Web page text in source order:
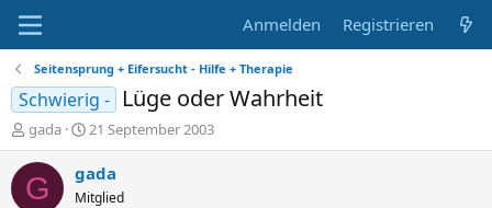
Anmelden Registrieren
Seitensprung + Eifersucht - Hilfe + Therapie
Schwierig - Lüge oder Wahrheit
E
r
s
t
gada
E
r
s
t
21 September 2003
G gada
Mitglied